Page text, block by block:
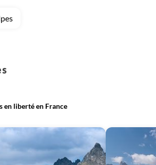
Voyage
Pyrénées
en liberté en France